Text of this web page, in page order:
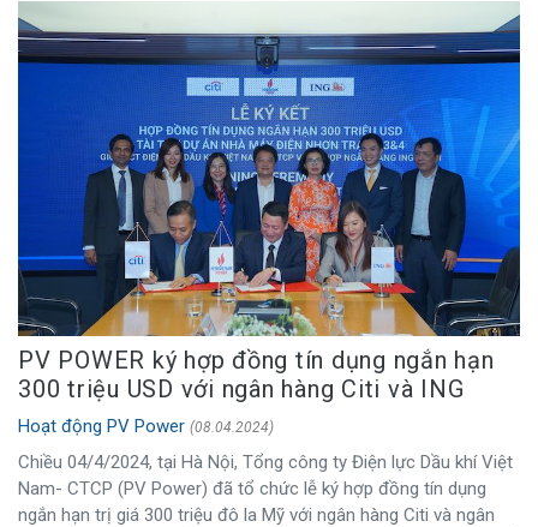
PV POWER ký hợp đồng tín dụng ngắn hạn
300 triệu USD với ngân hàng Citi và ING
Hoạt động PV Power (08.04.2024)
Chiều 04/4/2024, tại Hà Nội, Tổng công ty Điện lực Dầu khí Việt
Nam- CTCP (PV Power) đã tổ chức lễ ký hợp đồng tín dụng
ngắn hạn trị giá 300 triệu đô la Mỹ với ngân hàng Citi và ngân